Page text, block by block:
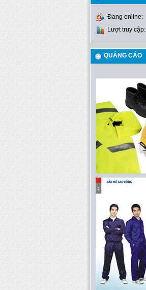
Đang online:
Lượt truy cập:
QUẢNG CÁO